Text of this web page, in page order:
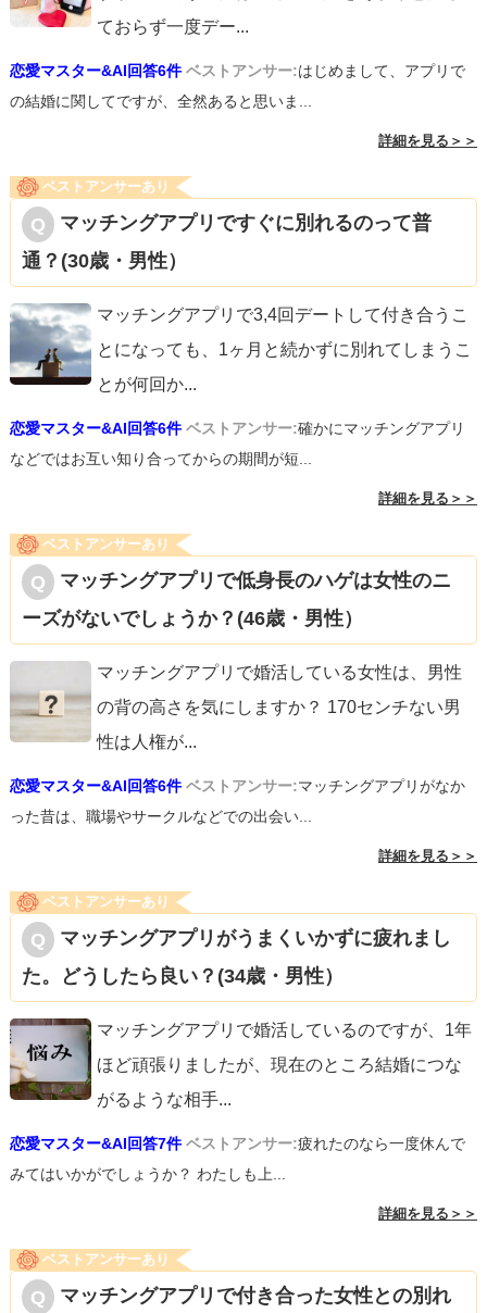
ておらず一度デー...
恋愛マスター&AI回答6件 ベストアンサー:はじめまして、アプリで
の結婚に関してですが、全然あると思いま...
詳細を見る＞＞
ベストアンサーあり
マッチングアプリですぐに別れるのって普
通？(30歳・男性）
マッチングアプリで3,4回デートして付き合うこ
とになっても、1ヶ月と続かずに別れてしまうこ
とが何回か...
恋愛マスター&AI回答6件 ベストアンサー:確かにマッチングアプリ
などではお互い知り合ってからの期間が短...
詳細を見る＞＞
ベストアンサーあり
マッチングアプリで低身長のハゲは女性のニ
ーズがないでしょうか？(46歳・男性）
マッチングアプリで婚活している女性は、男性
の背の高さを気にしますか？ 170センチない男
性は人権が...
恋愛マスター&AI回答6件 ベストアンサー:マッチングアプリがなか
った昔は、職場やサークルなどでの出会い...
詳細を見る＞＞
ベストアンサーあり
マッチングアプリがうまくいかずに疲れまし
た。どうしたら良い？(34歳・男性）
マッチングアプリで婚活しているのですが、1年
ほど頑張りましたが、現在のところ結婚につな
がるような相手...
恋愛マスター&AI回答7件 ベストアンサー:疲れたのなら一度休んで
みてはいかがでしょうか？ わたしも上...
詳細を見る＞＞
ベストアンサーあり
マッチングアプリで付き合った女性との別れ